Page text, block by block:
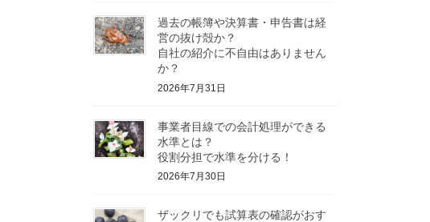
過去の帳簿や決算書・申告書は経
営の抜け殻か？
自社の紹介に不自由はありません
か？
2026年7月31日
事業者目線での会計処理ができる
水準とは？
役割分担で水準を分ける！
2026年7月30日
ザックリでも試算表の確認がおす